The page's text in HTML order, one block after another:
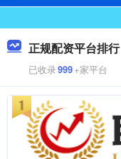
正规配资平台排行
已收录999+家平台